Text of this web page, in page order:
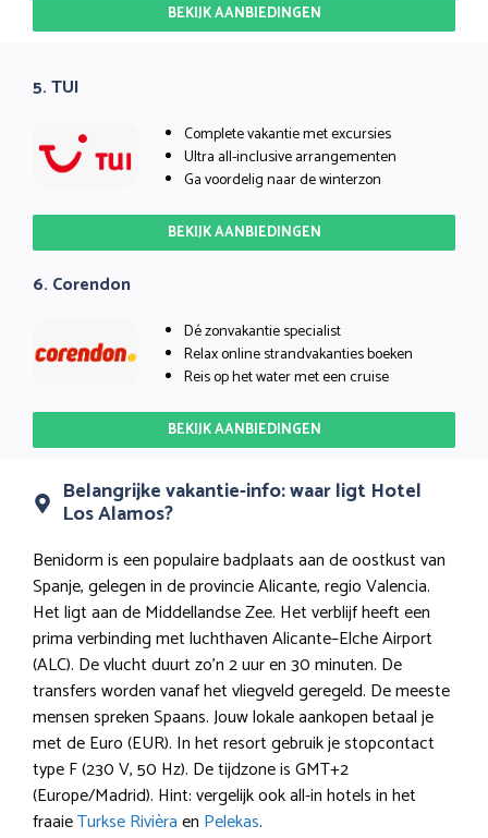
BEKIJK AANBIEDINGEN
5. TUI
Complete vakantie met excursies
Ultra all-inclusive arrangementen
Ga voordelig naar de winterzon
BEKIJK AANBIEDINGEN
6. Corendon
Dé zonvakantie specialist
Relax online strandvakanties boeken
Reis op het water met een cruise
BEKIJK AANBIEDINGEN
Belangrijke vakantie-info: waar ligt Hotel
Los Alamos?
Benidorm is een populaire badplaats aan de oostkust van
Spanje, gelegen in de provincie Alicante, regio Valencia.
Het ligt aan de Middellandse Zee. Het verblijf heeft een
prima verbinding met luchthaven Alicante–Elche Airport
(ALC). De vlucht duurt zo’n 2 uur en 30 minuten. De
transfers worden vanaf het vliegveld geregeld. De meeste
mensen spreken Spaans. Jouw lokale aankopen betaal je
met de Euro (EUR). In het resort gebruik je stopcontact
type F (230 V, 50 Hz). De tijdzone is GMT+2
(Europe/Madrid). Hint: vergelijk ook all-in hotels in het
fraaieTurkse Rivièraen Pelekas.